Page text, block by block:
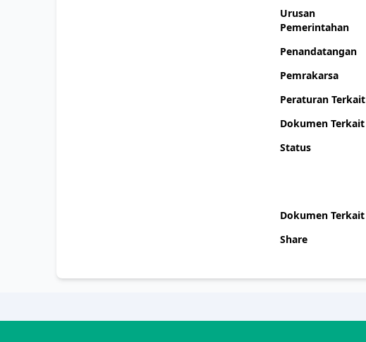
Urusan
Pemerintahan
Penandatangan
Pemrakarsa
Peraturan Terkait
Dokumen Terkait
Status
Dokumen Terkait
Share